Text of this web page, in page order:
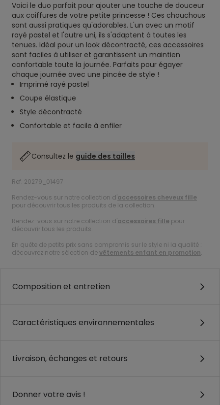
Voici le duo parfait pour ajouter une touche de douceur
aux coiffures de votre petite princesse ! Ces chouchous
sont aussi pratiques qu'adorables. L'un avec un motif
rayé pastel et l'autre uni, ils s'adaptent à toutes les
tenues. Idéal pour un look décontracté, ces accessoires
sont faciles à utiliser et garantissent un maintien
confortable toute la journée. Parfaits pour égayer
chaque journée avec une pincée de style !
Imprimé rayé pastel
Coupe élastique
Style décontracté
Confortable et facile à enfiler
Consultez le guide des tailles
Ref. 20279_01497
Rendez-vous sur notre collection d'accessoires cheveux fille
pour découvrir tous les produits de la collection.
Rendez-vous sur notre collection d'accessoires fille pour
découvrir tous les produits.
En quête de petits prix sans compromis sur le style ni la qualité :
découvrez notre sélection devêtements enfant en promotion.
Composition et entretien
Caractéristiques environnementales
Livraison, échanges et retours
Donner votre avis !